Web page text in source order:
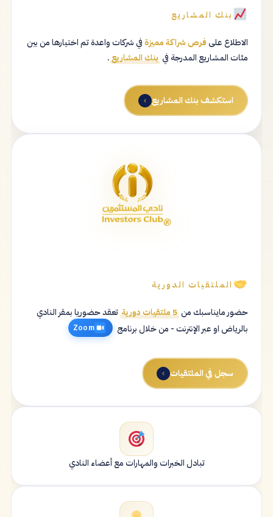
بنك المشاريع
الاطلاع علىفرص شراكة مميزةفي شركات واعدة تم اختيارها من بين
مئات المشاريع المدرجة في بنك المشاريع.
استكشف بنك المشاريع
الملتقيات الدورية
حضور مايناسبك من 5 ملتقيات دورية
تعقد حضوريا بمقر النادي
بالرياض او عبر الإنترنت - من خلال برنامج
Zoom
سجل في الملتقيات
تبادل الخبرات والمهارات مع أعضاء النادي